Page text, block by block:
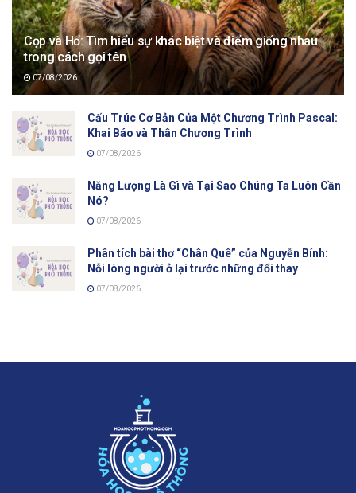
Cọp và Hổ: Tìm hiểu sự khác biệt và điểm giống nhau
trong cách gọi tên
07/08/2026
Cấu Trúc Cơ Bản Của Một Chương Trình Pascal:
Khai Báo và Thân Chương Trình
07/08/2026
Năng Lượng Là Gì và Tại Sao Chúng Ta Luôn Cần
Nó?
07/08/2026
Phân tích bài thơ “Chân Quê” của Nguyễn Bính:
Nỗi lòng người ở lại trước những đổi thay
07/08/2026